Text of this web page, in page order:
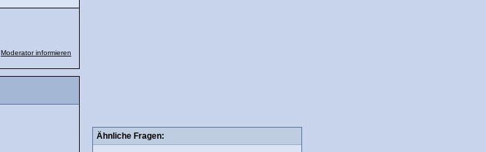
Moderator informieren
Ähnliche Fragen: